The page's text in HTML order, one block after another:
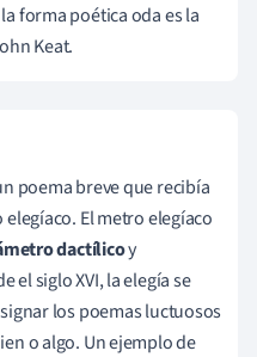
forma poética oda es la
Keat.
poema breve que recibía
El metro elegíaco
dactílicoy
el siglo XVI, la elegía se
los poemas luctuosos
o algo. Un ejemplo de